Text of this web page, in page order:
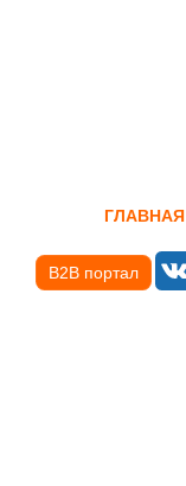
ГЛАВНАЯ
B2B портал